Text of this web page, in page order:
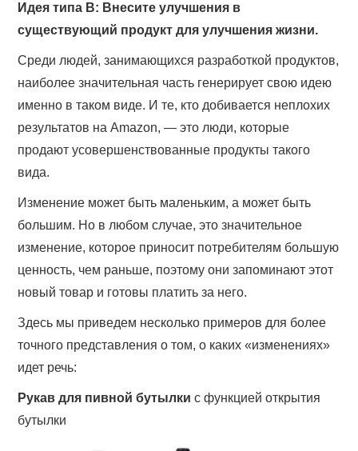
Идея типа B: Внесите улучшения в
существующий продукт для улучшения жизни.
Среди людей, занимающихся разработкой продуктов,
наиболее значительная часть генерирует свою идею
именно в таком виде. И те, кто добивается неплохих
результатов на Amazon, — это люди, которые
продают усовершенствованные продукты такого
вида.
Изменение может быть маленьким, а может быть
большим. Но в любом случае, это значительное
изменение, которое приносит потребителям большую
ценность, чем раньше, поэтому они запоминают этот
новый товар и готовы платить за него.
Здесь мы приведем несколько примеров для более
точного представления о том, о каких «изменениях»
идет речь:
Рукав для пивной бутылкис функцией открытия
бутылки